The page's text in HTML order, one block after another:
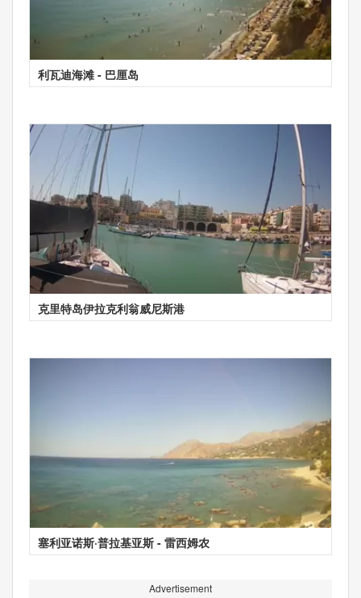
利瓦迪海滩 - 巴厘岛
克里特岛伊拉克利翁威尼斯港
塞利亚诺斯·普拉基亚斯 - 雷西姆农
Advertisement